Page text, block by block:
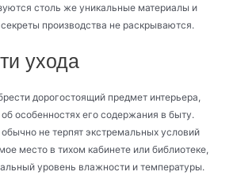
столь же уникальные материалы и
производства не раскрываются.
ухода
дорогостоящий предмет интерьера,
особенностях его содержания в быту.
не терпят экстремальных условий
место в тихом кабинете или библиотеке,
уровень влажности и температуры.